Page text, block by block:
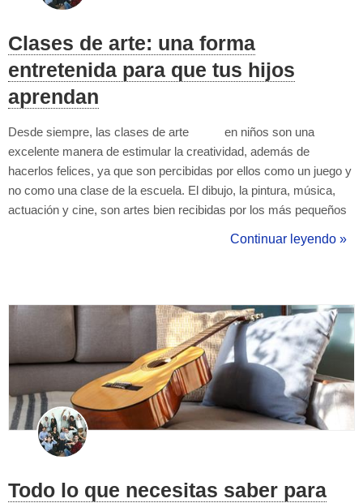
Clases de arte: una forma
entretenida para que tus hijos
aprendan
Desde siempre, las clases de arte en niños son una
excelente manera de estimular la creatividad, además de
hacerlos felices, ya que son percibidas por ellos como un juego y
no como una clase de la escuela. El dibujo, la pintura, música,
actuación y cine, son artes bien recibidas por los más pequeños
Continuar leyendo »
Todo lo que necesitas saber para